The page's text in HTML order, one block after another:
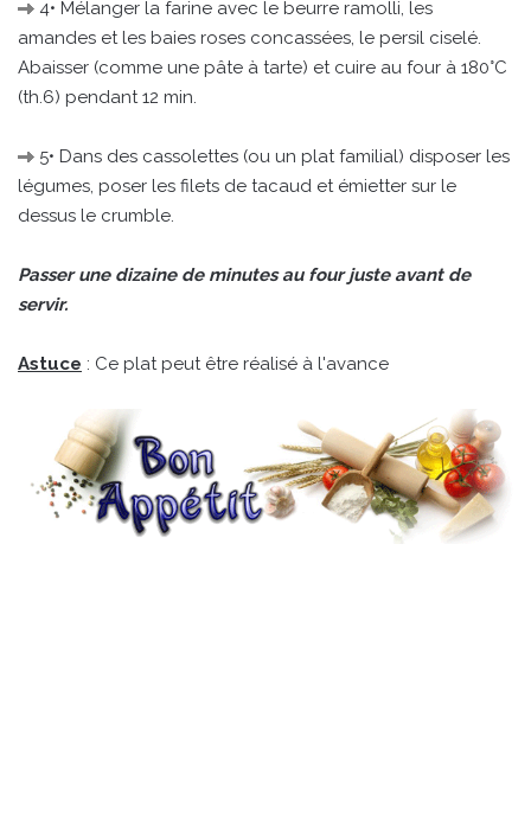
4• Mélanger la farine avec le beurre ramolli, les
amandes et les baies roses concassées, le persil ciselé.
Abaisser (comme une pâte à tarte) et cuire au four à 180°C
(th.6) pendant 12 min.
5• Dans des cassolettes (ou un plat familial) disposer les
légumes, poser les filets de tacaud et émietter sur le
dessus le crumble.
Passer une dizaine de minutes au four juste avant de
servir.
Astuce : Ce plat peut être réalisé à l'avance